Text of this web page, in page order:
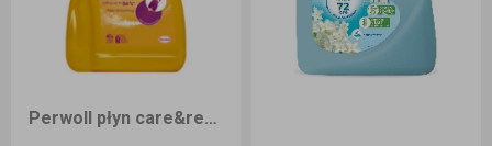
Perwoll płyn care&repair 900ml